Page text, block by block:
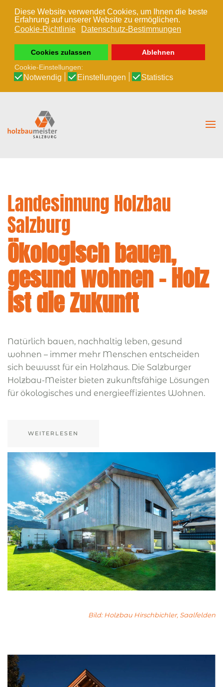
Diese Website verwendet Cookies, um Ihnen die beste
Erfahrung auf unserer Website zu ermöglichen.
Cookie-Richtlinie
Datenschutz-Bestimmungen
Cookies zulassen
Ablehnen
Cookie-Einstellungen:
Notwendig Einstellungen Statistics
Zum Hauptinhalt springen
Landesinnung Holzbau
Salzburg
Ökologisch bauen,
gesund wohnen – Holz
ist die Zukunft
Natürlich bauen, nachhaltig leben, gesund
wohnen – immer mehr Menschen entscheiden
sich bewusst für ein Holzhaus. Die Salzburger
Holzbau-Meister bieten zukunftsfähige Lösungen
für ökologisches und energieeffizientes Wohnen.
WEITERLESEN
Bild: Holzbau Hirschbichler, Saalfelden